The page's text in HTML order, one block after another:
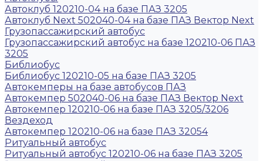
Автоклуб 120210-04 на базе ПАЗ 3205
Автоклуб Next 502040-04 на базе ПАЗ Вектор Next
Грузопассажирский автобус
Грузопассажирский автобус на базе 120210-06 ПАЗ
3205
Библиобус
Библиобус 120210-05 на базе ПАЗ 3205
Автокемперы на базе автобусов ПАЗ
Автокемпер 502040-06 на базе ПАЗ Вектор Next
Автокемпер 120210-06 на базе ПАЗ 3205/3206
Вездеход
Автокемпер 120210-06 на базе ПАЗ 32054
Ритуальный автобус
Ритуальный автобус 120210-06 на базе ПАЗ 3205